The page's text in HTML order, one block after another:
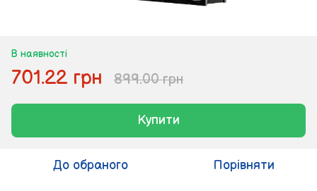
В наявності
701.22 грн 899.00 грн
Купити
До обраного Порівняти